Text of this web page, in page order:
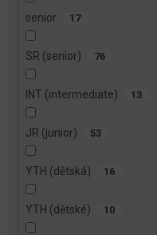
senior 17
SR (senior) 76
INT (intermediate) 13
JR (junior) 53
YTH (dětská) 16
YTH (dětské) 10